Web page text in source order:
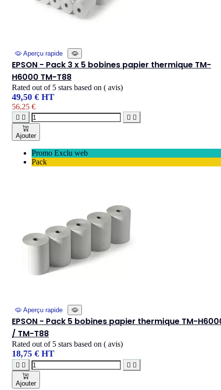
Aperçu rapide
EPSON - Pack 3 x 5 bobines papier thermique TM-
H6000 TM-T88
Rated out of 5 stars based on ( avis)
49,50 € HT
56,25 €
   
Ajouter
Promo Exclu web
Pack
Aperçu rapide
EPSON - Pack 5 bobines papier thermique TM-
/ TM-T88
Rated out of 5 stars based on ( avis)
18,75 € HT
   
Ajouter